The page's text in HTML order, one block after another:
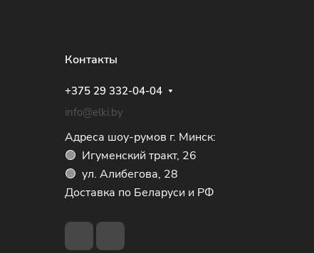
Контакты
+375 29 332-04-04
info@elki.by
Адреса шоу-румов г. Минск:
🟢 Игуменский тракт, 26
🟢 ул. Алибегова, 28
Доставка по Беларуси и РФ